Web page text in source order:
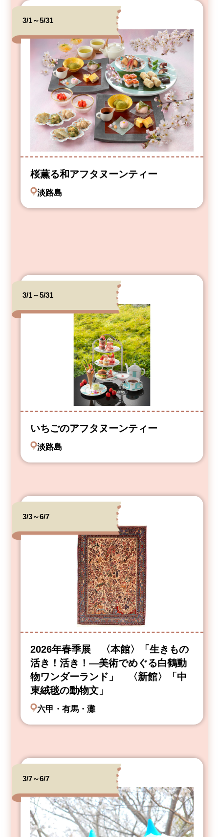
3/1～5/31
桜薫る和アフタヌーンティー
淡路島
3/1～5/31
いちごのアフタヌーンティー
淡路島
3/3～6/7
2026年春季展 〈本館〉「生きもの
活き！活き！―美術でめぐる白鶴動
物ワンダーランド」 〈新館〉「中
東絨毯の動物文」
六甲・有馬・灘
3/7～6/7